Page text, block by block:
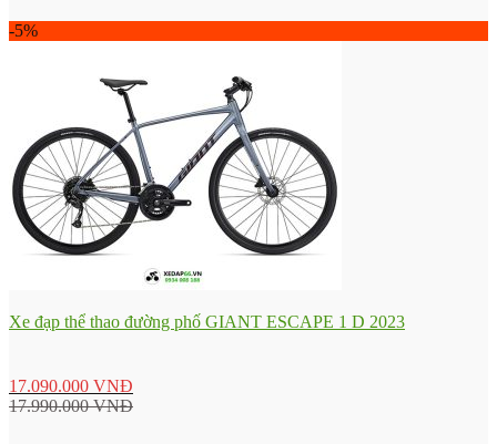
-5%
Xe đạp thể thao đường phố GIANT ESCAPE 1 D 2023
17.090.000 VNĐ
17.990.000VNĐ